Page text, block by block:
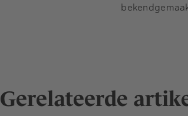
Gerelateerde